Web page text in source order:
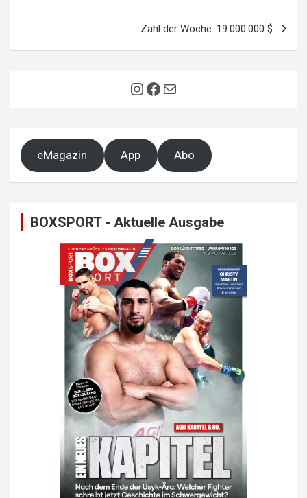
Zahl der Woche: 19.000.000 $
Instagram
Facebook
E-Mail
eMagazin App Abo
BOXSPORT - Aktuelle Ausgabe